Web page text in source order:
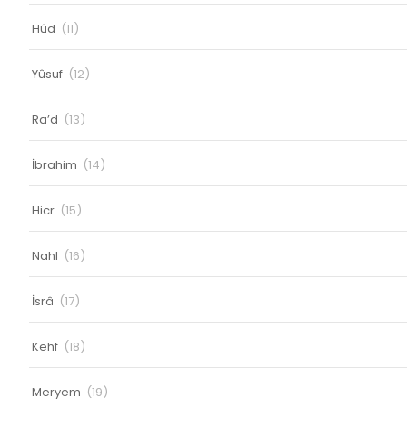
Hûd (11)
Yûsuf (12)
Ra’d (13)
İbrahim (14)
Hicr (15)
Nahl (16)
İsrâ (17)
Kehf (18)
Meryem (19)